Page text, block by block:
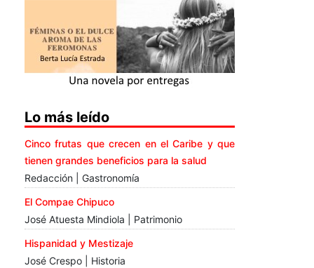
Lo más leído
Cinco frutas que crecen en el Caribe y que
tienen grandes beneficios para la salud
Redacción | Gastronomía
El Compae Chipuco
José Atuesta Mindiola | Patrimonio
Hispanidad y Mestizaje
José Crespo | Historia